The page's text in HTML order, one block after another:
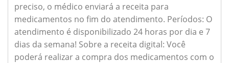
preciso, o médico enviará a receita para
medicamentos no fim do atendimento. Períodos: O
atendimento é disponibilizado 24 horas por dia e 7
dias da semana! Sobre a receita digital: Você
poderá realizar a compra dos medicamentos com o